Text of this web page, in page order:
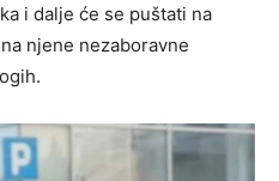
i dalje će se puštati na
njene nezaboravne